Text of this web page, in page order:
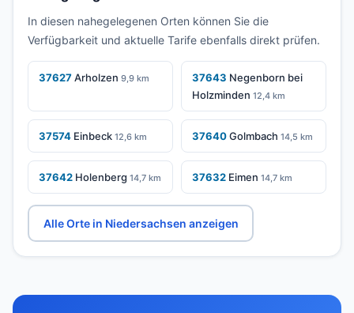
In diesen nahegelegenen Orten können Sie die
Verfügbarkeit und aktuelle Tarife ebenfalls direkt prüfen.
37627Arholzen 9,9 km 37643 Negenborn bei
Holzminden 12,4 km
37574 Einbeck 12,6 km 37640Golmbach 14,5 km
37642 Holenberg 14,7 km 37632 Eimen 14,7 km
Alle Orte in Niedersachsen anzeigen